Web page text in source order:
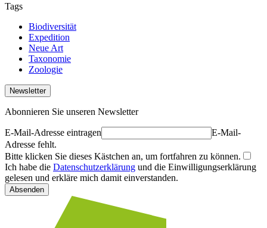
Tags
Biodiversität
Expedition
Neue Art
Taxonomie
Zoologie
Newsletter
Abonnieren Sie unseren Newsletter
E-Mail-Adresse eintragen
E-Mail-
Adresse fehlt.
Bitte klicken Sie dieses Kästchen an, um fortfahren zu können.
Ich habe die Datenschutzerklärung und die Einwilligungserklärung
gelesen und erkläre mich damit einverstanden.
Absenden